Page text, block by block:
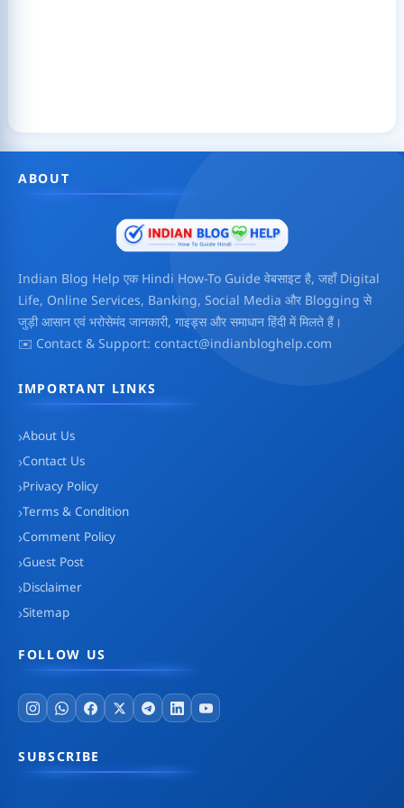
ABOUT
Indian Blog Help एक Hindi How-To Guide वेबसाइट है, जहाँ Digital
Life, Online Services, Banking, Social Media और Blogging से
जुड़ी आसान एवं भरोसेमंद जानकारी, गाइड्स और समाधान हिंदी में मिलते हैं।
✉️ Contact & Support: contact@indianbloghelp.com
IMPORTANT LINKS
About Us
Contact Us
Privacy Policy
Terms & Condition
Comment Policy
Guest Post
Disclaimer
Sitemap
FOLLOW US
SUBSCRIBE